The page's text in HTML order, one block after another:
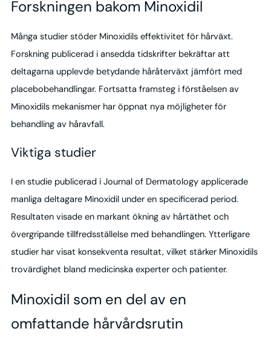
Forskningen bakom Minoxidil
Många studier stöder Minoxidils effektivitet för hårväxt.
Forskning publicerad i ansedda tidskrifter bekräftar att
deltagarna upplevde betydande håråterväxt jämfört med
placebobehandlingar. Fortsatta framsteg i förståelsen av
Minoxidils mekanismer har öppnat nya möjligheter för
behandling av håravfall.
Viktiga studier
I en studie publicerad i Journal of Dermatology applicerade
manliga deltagare Minoxidil under en specificerad period.
Resultaten visade en markant ökning av hårtäthet och
övergripande tillfredsställelse med behandlingen. Ytterligare
studier har visat konsekventa resultat, vilket stärker Minoxidils
trovärdighet bland medicinska experter och patienter.
Minoxidil som en del av en
omfattande hårvårdsrutin